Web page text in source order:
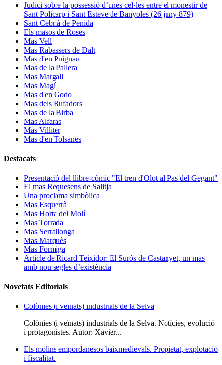
Judici sobre la possessió d’unes cel·les entre el monestir de
Sant Policarp i Sant Esteve de Banyoles (26 juny 879)
Sant Cebrià de Penida
Els masos de Roses
Mas Vell
Mas Rabassers de Dalt
Mas d'en Puignau
Mas de la Pallera
Mas Margall
Mas Magí
Mas d'en Godo
Mas dels Bufadors
Mas de la Birba
Mas Alfaras
Mas Villiter
Mas d'en Tolsanes
Destacats
Presentació del llibre-còmic "El tren d'Olot al Pas del Gegant"
El mas Requesens de Salitja
Una proclama simbòlica
Mas Esquerrà
Mas Horta del Molí
Mas Torrada
Mas Serrallonga
Mas Marquès
Mas Formiga
Article de Ricard Teixidor: El Surós de Castanyet, un mas
amb nou segles d’existència
Novetats Editorials
Colònies (i veïnats) industrials de la Selva
Colònies (i veïnats) industrials de la Selva. Notícies, evolució
i protagonistes. Autor: Xavier...
Els molins empordanesos baixmedievals. Propietat, explotació
i fiscalitat.